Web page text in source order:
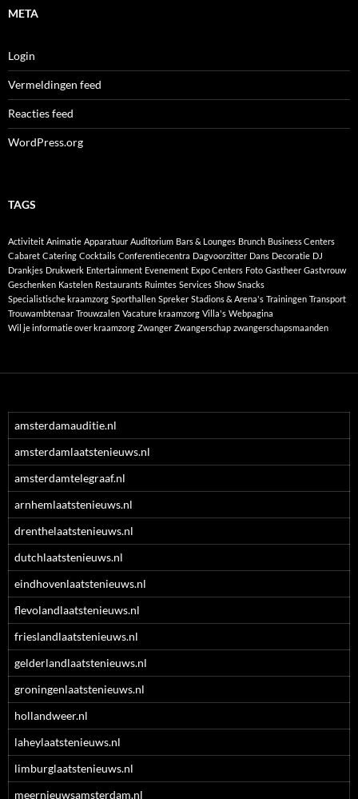
META
Login
Vermeldingen feed
Reacties feed
WordPress.org
TAGS
Activiteit Animatie Apparatuur Auditorium Bars & Lounges Brunch Business Centers
Cabaret Catering Cocktails Conferentiecentra Dagvoorzitter Dans Decoratie DJ
Drankjes Drukwerk Entertainment Evenement Expo Centers Foto Gastheer Gastvrouw
Geschenken Kastelen Restaurants Ruimtes Services Show Snacks
Specialistische kraamzorg Sporthallen Spreker Stadions & Arena's Trainingen Transport
Trouwambtenaar Trouwzalen Vacature kraamzorg Villa's Webpagina
Wil je informatie over kraamzorg Zwanger Zwangerschap zwangerschapsmaanden
amsterdamauditie.nl
amsterdamlaatstenieuws.nl
amsterdamtelegraaf.nl
arnhemlaatstenieuws.nl
drenthelaatstenieuws.nl
dutchlaatstenieuws.nl
eindhovenlaatstenieuws.nl
flevolandlaatstenieuws.nl
frieslandlaatstenieuws.nl
gelderlandlaatstenieuws.nl
groningenlaatstenieuws.nl
hollandweer.nl
laheylaatstenieuws.nl
limburglaatstenieuws.nl
meernieuwsamsterdam.nl